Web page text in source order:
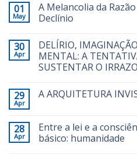
01
May
A Melancolia da
Declínio
30
Apr
DELÍRIO,
MENTAL: A
SUSTENTAR O
29
Apr
A ARQUITETURA
28
Apr
Entre a lei e a
básico: humanidade